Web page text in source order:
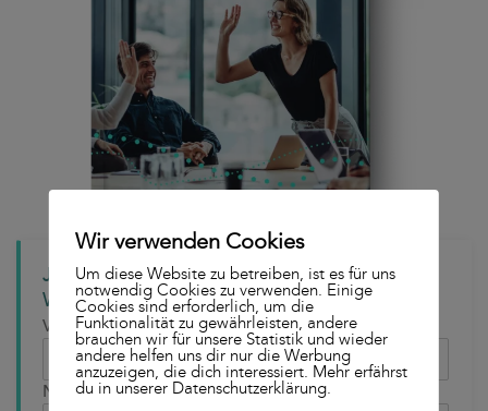
Jetzt kostenlos das Lead Generation
Whitepaper downloaden
Vorname
Nachname
Wir verwenden Cookies
Um diese Website zu betreiben, ist es für uns
notwendig Cookies zu verwenden. Einige
Cookies sind erforderlich, um die
Funktionalität zu gewährleisten, andere
brauchen wir für unsere Statistik und wieder
andere helfen uns dir nur die Werbung
anzuzeigen, die dich interessiert. Mehr erfährst
du in unserer Datenschutzerklärung.